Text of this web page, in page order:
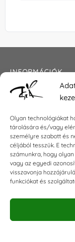
Olyan technológiákat
tárolására és/vagy
személyre szabott és
céljából tesszük. E
számunkra, hogy
vagy az egyedi
visszavonja
funkciókat és
INFORMÁCIÓK
Általános
Impresszum
KAPCSOLAT
E-mail:
Telefon: +36 30
KÖZÖSSÉGI